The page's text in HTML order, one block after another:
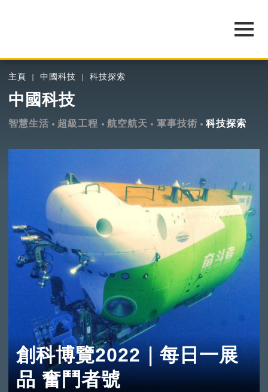
主頁 中國科技 科技探索
中國科技
智慧生活 超級工程 航空航天 軍事技術 科技探索
創科博覽2022｜每日一展
品 奮鬥者號